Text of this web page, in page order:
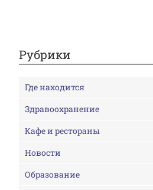
Рубрики
Где находится
Здравоохранение
Кафе и рестораны
Новости
Образование